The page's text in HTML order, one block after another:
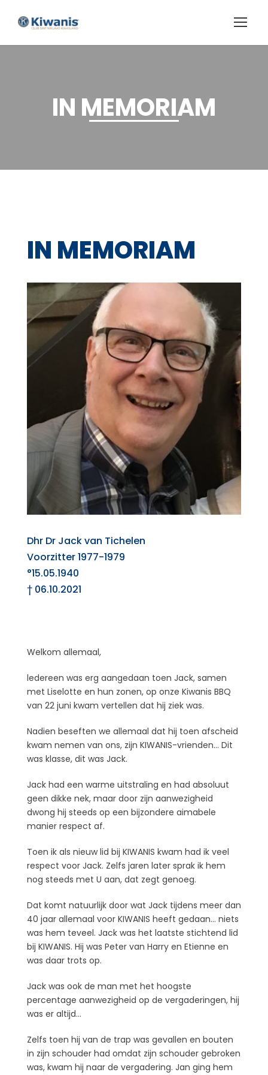
IN MEMORIAM
IN MEMORIAM
Dhr Dr Jack van Tichelen
Voorzitter 1977-1979
°15.05.1940
† 06.10.2021
Welkom allemaal,
ledereen was erg aangedaan toen Jack, samen
met Liselotte en hun zonen, op onze Kiwanis BBQ
van 22 juni kwam vertellen dat hij ziek was.
Nadien beseften we allemaal dat hij toen afscheid
kwam nemen van ons, zijn KIWANIS-vrienden… Dit
was klasse, dit was Jack.
Jack had een warme uitstraling en had absoluut
geen dikke nek, maar door zijn aanwezigheid
dwong hij steeds op een bijzondere aimabele
manier respect af.
Toen ik als nieuw lid bij KIWANIS kwam had ik veel
respect voor Jack. Zelfs jaren later sprak ik hem
nog steeds met U aan, dat zegt genoeg.
Dat komt natuurlijk door wat Jack tijdens meer dan
40 jaar allemaal voor KIWANIS heeft gedaan… niets
was hem teveel. Jack was het laatste stichtend lid
bij KIWANIS. Hij was Peter van Harry en Etienne en
was daar trots op.
Jack was ook de man met het hoogste
percentage aanwezigheid op de vergaderingen, hij
was er altijd…
Zelfs toen hij van de trap was gevallen en bouten
in zijn schouder had omdat zijn schouder gebroken
was, kwam hij naar de vergadering. Jan ging hem